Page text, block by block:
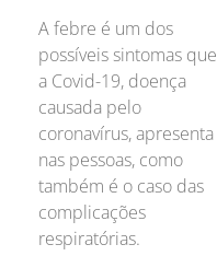
A febre é um dos
possíveis sintomas que
a Covid-19, doença
causada pelo
coronavírus, apresenta
nas pessoas, como
também é o caso das
complicações
respiratórias.